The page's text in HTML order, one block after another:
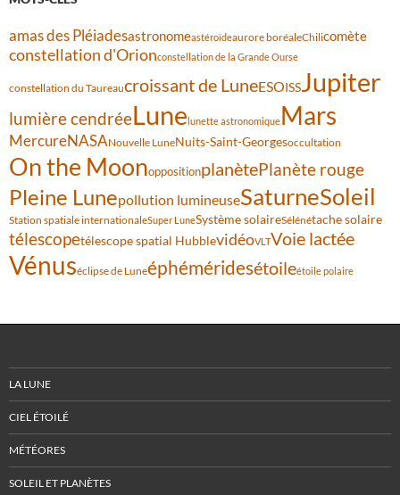
amas des Pléiadesastronomeastéroïdeaurore boréaleChilicomète
constellation d'Orionconstellation de la Grande Ourse
constellation du Taureaucroissant de LuneESOISSJupiter
lumière cendréeLune lunette astronomiqueMars
MercureNASANouvelle LuneNuits-Saint-Georgesoccultation
On the MoonoppositionplanètePlanète rouge
Pleine Lunepollution lumineuseSaturneSoleil
Station spatiale internationaleSuper LuneSystème solaireSélénétache solaire
télescopetélescope spatial HubblevidéoVLTVoie lactée
Vénuséclipse de Luneéphéméridesétoileétoile polaire
LA LUNE
CIEL ÉTOILÉ
MÉTÉORES
SOLEIL ET PLANÈTES